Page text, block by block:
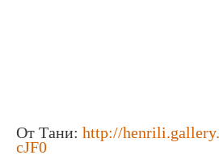
От Тани: http://
cJF0